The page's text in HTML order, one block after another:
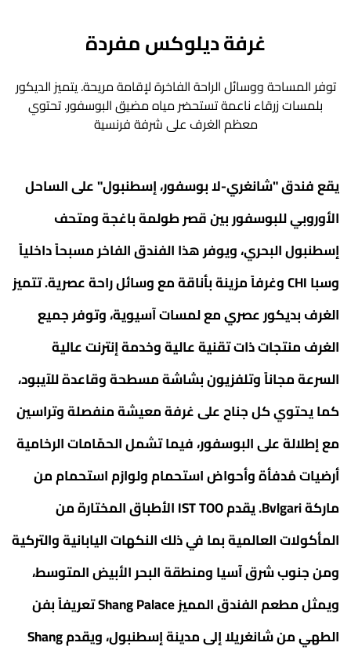
غرفة ديلوكس مفردة
توفر المساحة ووسائل الراحة الفاخرة لإقامة مريحة. يتميز الديكور
بلمسات زرقاء ناعمة تستحضر مياه مضيق البوسفور. تحتوي
معظم الغرف على شرفة فرنسية
يقع فندق "شانغري-لا بوسفور، إسطنبول" على الساحل
الأوروبي للبوسفور بين قصر طولمة باغجة ومتحف
إسطنبول البحري، ويوفر هذا الفندق الفاخر مسبحاً داخلياً
وسبا CHI وغرفاً مزينة بأناقة مع وسائل راحة عصرية. تتميز
الغرف بديكور عصري مع لمسات آسيوية، وتوفر جميع
الغرف منتجات ذات تقنية عالية وخدمة إنترنت عالية
السرعة مجاناً وتلفزيون بشاشة مسطحة وقاعدة للآيبود،
كما يحتوي كل جناح على غرفة معيشة منفصلة وتراسين
مع إطلالة على البوسفور، فيما تشمل الحمّامات الرخامية
أرضيات مُدفأة وأحواض استحمام ولوازم استحمام من
ماركة Bvlgari. يقدم IST TOO الأطباق المختارة من
المأكولات العالمية بما في ذلك النكهات اليابانية والتركية
ومن جنوب شرق آسيا ومنطقة البحر الأبيض المتوسط،
ويمثل مطعم الفندق المميز Shang Palace تعريفاً بفن
الطهي من شانغريلا إلى مدينة إسطنبول، ويقدم Shang